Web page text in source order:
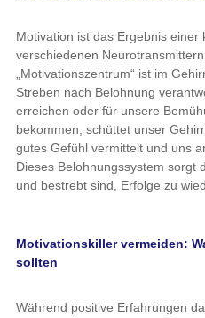
Motivation ist das Ergebnis
verschiedenen
„Motivationszentrum“ ist im
Streben nach Belohnung
erreichen oder für unsere
bekommen, schüttet unser
gutes Gefühl vermittelt und uns
Dieses Belohnungssystem sorgt
und bestrebt sind, Erfolge zu
Motivationskiller vermeiden:
sollten
Während positive Erfahrungen